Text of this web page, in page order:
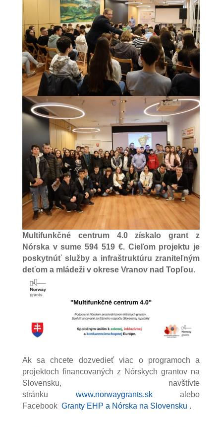
Multifunkčné centrum 4.0 získalo grant z
Nórska v sume 594 519 €. Cieľom projektu je
poskytnúť služby a infraštruktúru zraniteľným
deťom a mládeži v okrese Vranov nad Topľou.
Ak sa chcete dozvedieť viac o programoch a
projektoch financovaných z Nórskych grantov na
Slovensku, navštívte
stránku www.norwaygrants.sk
alebo
Facebook Granty EHP a Nórska na Slovensku .